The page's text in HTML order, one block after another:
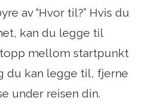
av “Hvor til?” Hvis du
kan du legge til
mellom startpunkt
du kan legge til, fjerne
under reisen din.